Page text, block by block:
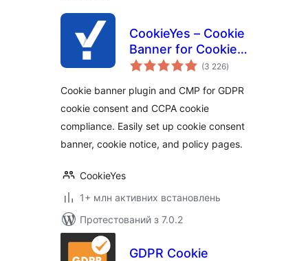
CookieYes – Cookie
Banner for Cookie
Consent (Easy to
Compliant Cookie
Notice)
(3 226загальний
рейтинг
)
Cookie banner plugin and CMP for GDPR
cookie consent and CCPA cookie
compliance. Easily set up cookie consent
banner, cookie notice, and policy pages.
CookieYes
1+ млн активних встановлень
Протестований з 7.0.2
GDPR Cookie